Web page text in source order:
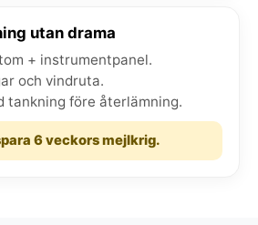
utan drama
+ instrumentpanel.
och vindruta.
tankning före återlämning.
6 veckors mejlkrig.